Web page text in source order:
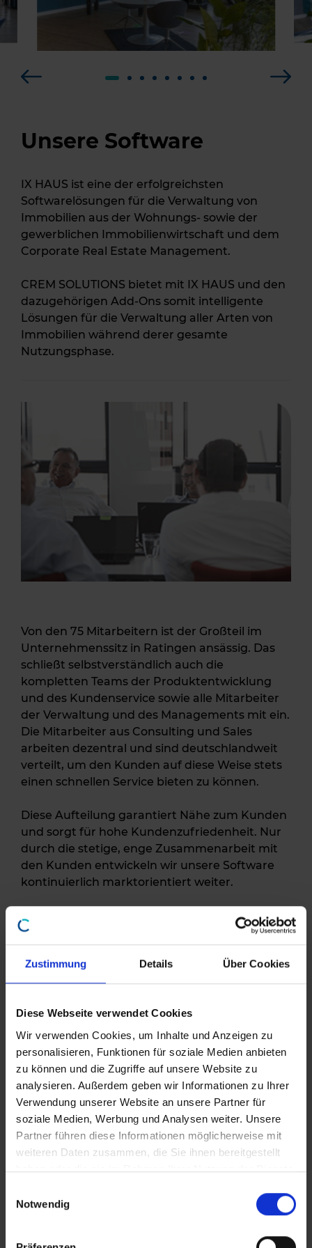
Zustimmung Details Über Cookies
Diese Webseite verwendet Cookies
Wir verwenden Cookies, um Inhalte und Anzeigen zu
personalisieren, Funktionen für soziale Medien anbieten
zu können und die Zugriffe auf unsere Website zu
analysieren. Außerdem geben wir Informationen zu Ihrer
Verwendung unserer Website an unsere Partner für
soziale Medien, Werbung und Analysen weiter. Unsere
Partner führen diese Informationen möglicherweise mit
weiteren Daten zusammen, die Sie ihnen bereitgestellt
haben oder die sie im Rahmen Ihrer Nutzung der Dienste
Notwendig
Unsere Software
IX HAUS ist eine der erfolgreichsten
Softwarelösungen für die Verwaltung von
Immobilien aus der Wohnungs- sowie der
gewerblichen Immobilienwirtschaft und dem
Corporate Real Estate Management.
CREM SOLUTIONS bietet mit IX HAUS und den
dazugehörigen Add-Ons somit intelligente
Lösungen für die Verwaltung aller Arten von
Immobilien während derer gesamte
Nutzungsphase.
Von den 75 Mitarbeitern ist der Großteil im
Unternehmenssitz in Ratingen ansässig. Das
schließt selbstverständlich auch die
kompletten Teams der Produktentwicklung
und des Kundenservice sowie alle Mitarbeiter
der Verwaltung und des Managements mit ein.
Die Mitarbeiter aus Consulting und Sales
arbeiten dezentral und sind deutschlandweit
verteilt, um den Kunden auf diese Weise stets
einen schnellen Service bieten zu können.
Diese Aufteilung garantiert Nähe zum Kunden
und sorgt für hohe Kundenzufriedenheit. Nur
durch die stetige, enge Zusammenarbeit mit
den Kunden entwickeln wir unsere Software
kontinuierlich marktorientiert weiter.
Aktuelle
Veranstaltungen
Mehr erfahren